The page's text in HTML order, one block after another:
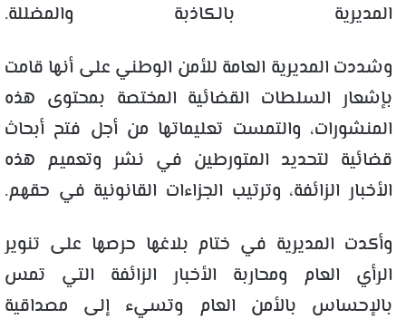
المديرية بالكاذبة والمضللة.
وشددت المديرية العامة للأمن الوطني على أنها قامت
بإشعار السلطات القضائية المختصة بمحتوى هذه
المنشورات، والتمست تعليماتها من أجل فتح أبحاث
قضائية لتحديد المتورطين في نشر وتعميم هذه
الأخبار الزائفة، وترتيب الجزاءات القانونية في حقهم.
وأكدت المديرية في ختام بلاغها حرصها على تنوير
الرأي العام ومحاربة الأخبار الزائفة التي تمس
بالإحساس بالأمن العام وتسيء إلى مصداقية